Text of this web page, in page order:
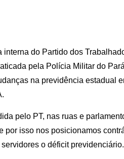
interna do Partido dos
pela Polícia Militar do
na previdência estadual
pelo PT, nas ruas e
por isso nos posicionamos
o déficit previdenciário.